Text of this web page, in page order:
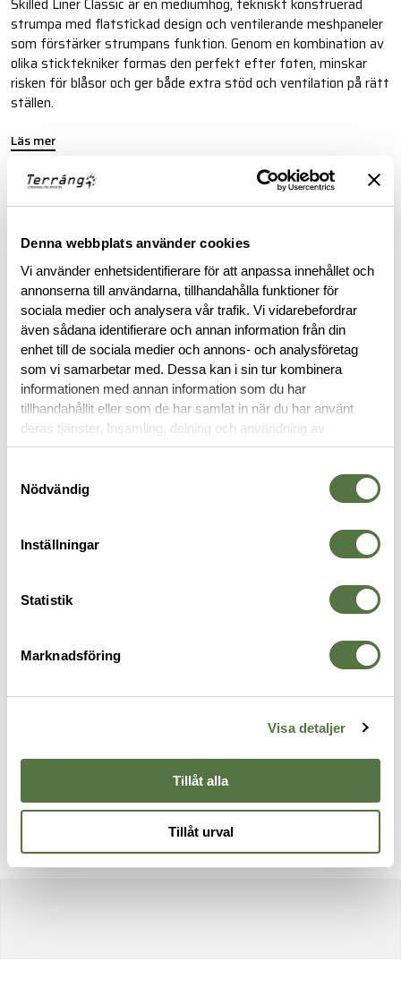
Denna webbplats använder cookies
Vi använder enhetsidentifierare för att anpassa innehållet och
annonserna till användarna, tillhandahålla funktioner för
sociala medier och analysera vår trafik. Vi vidarebefordrar
även sådana identifierare och annan information från din
enhet till de sociala medier och annons- och analysföretag
som vi samarbetar med. Dessa kan i sin tur kombinera
informationen med annan information som du har
tillhandahållit eller som de har samlat in när du har använt
deras tjänster. Insamling, delning och användning av
personuppgifter kan användas för personalisering av
Nödvändig
Inställningar
Statistik
Marknadsföring
Visa detaljer
Tillåt alla
Tillåt urval
strumpa med flatstickad design och ventilerande meshpaneler
som förstärker strumpans funktion. Genom en kombination av
olika sticktekniker formas den perfekt efter foten, minskar
risken för blåsor och ger både extra stöd och ventilation på rätt
ställen.
Läs mer
SPECIFIKATIONER
RECENSIONER
OM VARUMÄRKET
POINT6 POINT6